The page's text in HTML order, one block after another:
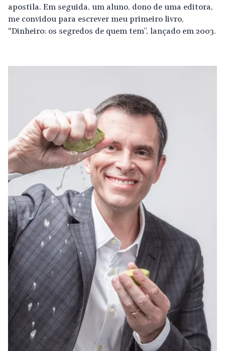
apostila. Em seguida, um aluno, dono de uma editora,
me convidou para escrever meu primeiro livro,
“Dinheiro: os segredos de quem tem”, lançado em 2003.